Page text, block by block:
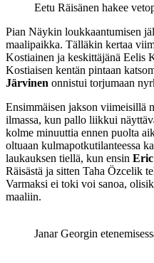
Eetu Räisänen hakee
Pian Näykin loukkaantumisen
maalipaikka. Tälläkin kertaa
Kostiainen ja keskittäjänä Eelis
Kostiaisen kentän pintaan
Järvinen onnistui torjumaan
Ensimmäisen jakson viimeisillä
ilmassa, kun pallo liikkui
kolme minuuttia ennen puolta
oltuaan kulmapotkutilanteessa
laukauksen tiellä, kun ensin
Räisästä ja sitten Taha Özcelik
Varmaksi ei toki voi sanoa,
maaliin.
Janar Georgin